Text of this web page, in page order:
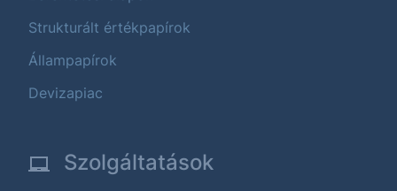
Strukturált értékpapírok
Állampapírok
Devizapiac
Szolgáltatások